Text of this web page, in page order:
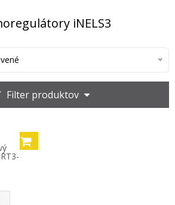
iNELS3
Filter produktov